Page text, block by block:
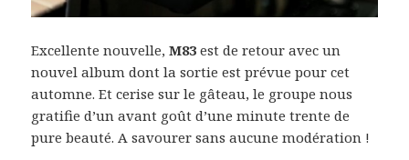
Excellente nouvelle,M83 est de retour avec un
nouvel album dont la sortie est prévue pour cet
automne. Et cerise sur le gâteau, le groupe nous
gratifie d’un avant goût d’une minute trente de
pure beauté. A savourer sans aucune modération !